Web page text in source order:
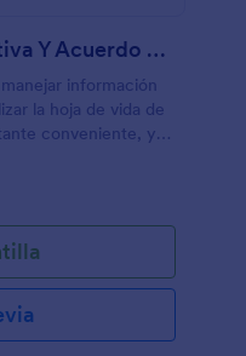
Hoja De Vida Corporativa Y Acuerdo De Confidencialidad
información
la hoja de vida de
conveniente, ya